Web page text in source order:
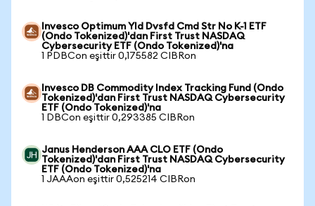
Invesco Optimum Yld Dvsfd Cmd Str No K-1 ETF
(Ondo Tokenized)'dan First Trust NASDAQ
Cybersecurity ETF (Ondo Tokenized)'na
1 PDBCon eşittir 0,175582 CIBRon
Invesco DB Commodity Index Tracking Fund (Ondo
Tokenized)'dan First Trust NASDAQ Cybersecurity
ETF (Ondo Tokenized)'na
1 DBCon eşittir 0,293385 CIBRon
Janus Henderson AAA CLO ETF (Ondo
Tokenized)'dan First Trust NASDAQ Cybersecurity
ETF (Ondo Tokenized)'na
1 JAAAon eşittir 0,525214 CIBRon